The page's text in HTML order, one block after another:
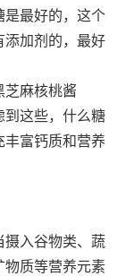
是最好的，这个
添加剂的，最好
芝麻核桃酱
到这些，什么糖
丰富钙质和营养
摄入谷物类、蔬
物质等营养元素